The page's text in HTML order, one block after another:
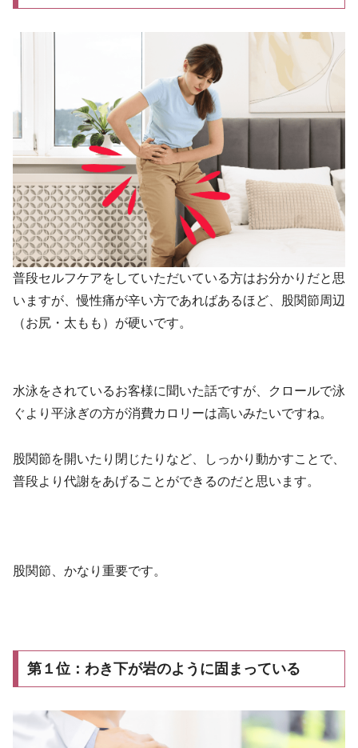
普段セルフケアをしていただいている方はお分かりだと思
いますが、慢性痛が辛い方であればあるほど、股関節周辺
（お尻・太もも）が硬いです。
水泳をされているお客様に聞いた話ですが、クロールで泳
ぐより平泳ぎの方が消費カロリーは高いみたいですね。
股関節を開いたり閉じたりなど、しっかり動かすことで、
普段より代謝をあげることができるのだと思います。
股関節、かなり重要です。
第１位：わき下が岩のように固まっている